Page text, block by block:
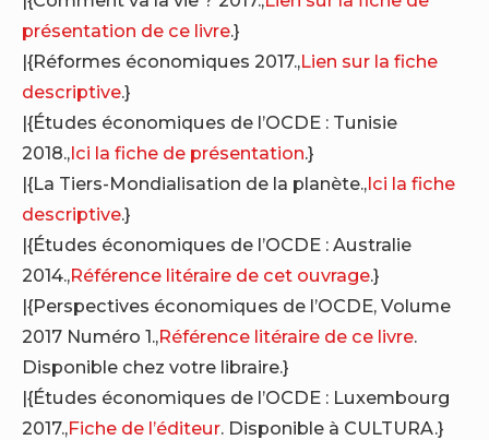
présentation de ce livre.}
|{Réformes économiques 2017.,Lien sur la fiche
descriptive.}
|{Études économiques de l’OCDE : Tunisie
2018.,Ici la fiche de présentation.}
|{La Tiers-Mondialisation de la planète.,Ici la fiche
descriptive.}
|{Études économiques de l’OCDE : Australie
2014.,Référence litéraire de cet ouvrage.}
|{Perspectives économiques de l’OCDE, Volume
2017 Numéro 1.,Référence litéraire de ce livre.
Disponible chez votre libraire.}
|{Études économiques de l’OCDE : Luxembourg
2017.,Fiche de l’éditeur. Disponible à CULTURA.}